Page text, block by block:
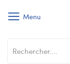
Menu